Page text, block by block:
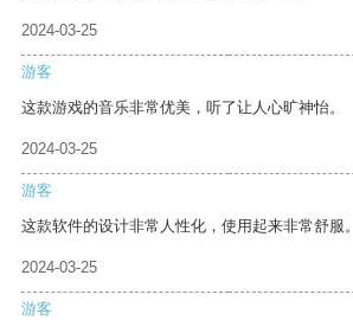
2024-03-25
游客
这款游戏的音乐非常优美，听了让人心旷神怡。
2024-03-25
游客
这款软件的设计非常人性化，使用起来非常舒服。
2024-03-25
游客